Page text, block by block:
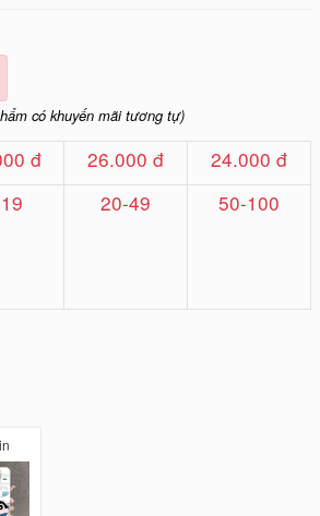
có khuyến mãi tương tự)
đ 26.000 đ 24.000 đ
20-49 50-100